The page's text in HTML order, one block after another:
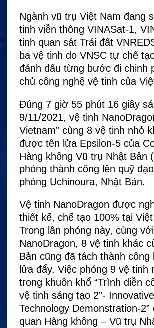
Ngành vũ trụ Việt Nam đang
tinh viễn thông VINASat-1,
tinh quan sát Trái đất
ba vệ tinh do VNSC tự chế
đánh dấu từng bước đi chinh
chủ công nghệ vệ tinh của
Đúng 7 giờ 55 phút 16 giây
9/11/2021, vệ tinh
Vietnam” cùng 8 vệ tinh nhỏ
được tên lửa Epsilon-5 của
Hàng không Vũ trụ Nhật Bản
phóng thành công lên quỹ
phóng Uchinoura, Nhật Bản.
Vệ tinh NanoDragon được
thiết kế, chế tạo 100% tại
Trong lần phóng này, cùng với
NanoDragon, 8 vệ tinh khác
Bản cũng đã tách thành công
lửa đẩy. Việc phóng 9 vệ tinh
trong khuôn khổ “Trình diễn
vệ tinh sáng tạo 2”-
Technology Demonstration-2”
quan Hàng không – Vũ trụ